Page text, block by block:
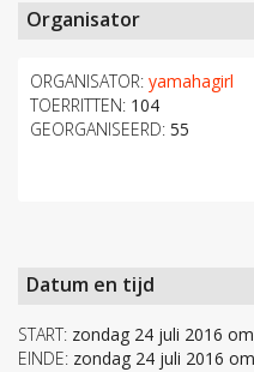
Organisator
ORGANISATOR: yamahagirl
TOERRITTEN: 104
GEORGANISEERD: 55
Datum en tijd
START: zondag 24 juli 2016
EINDE: zondag 24 juli 2016